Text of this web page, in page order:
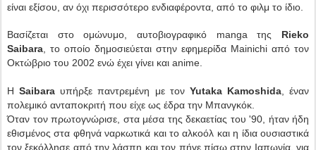
είναι εξίσου, αν όχι περισσότερο ενδιαφέροντα, από το φιλμ το ίδιο.
Βασίζεται στο ομώνυμο, αυτοβιογραφικό manga της Rieko
Saibara, το οποίο δημοσιεύεται στην εφημερίδα Mainichi από τον
Οκτώβριο του 2002 ενώ έχει γίνει και anime.
ΗSaibara υπήρξε παντρεμένη με τον Yutaka Kamoshida, έναν
πολεμικό ανταποκριτή που είχε ως έδρα την Μπανγκόκ.
Όταν τον πρωτογνώρισε, στα μέσα της δεκαετίας του '90, ήταν ήδη
εθισμένος στα φθηνά ναρκωτικά και το αλκοόλ και η ίδια ουσιαστικά
τον ξεκόλλησε από την λάσπη και τον πήγε πίσω στην Ιαπωνία, για